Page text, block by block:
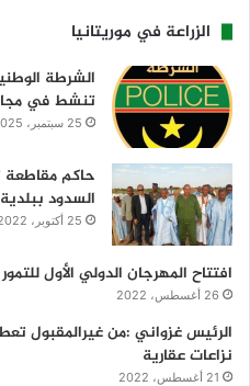
الزراعة في موريتانيا
الشرطة
تنشط في
25 سبتمبر، 2025
حاكم
السدود
25 أكتوبر، 2022
افتتاح المهرجان الدولي الأول للتمور
26 أغسطس، 2022
الرئيس غزواني :من غيرالمقبول
نزاعات عقارية
21 أغسطس، 2022